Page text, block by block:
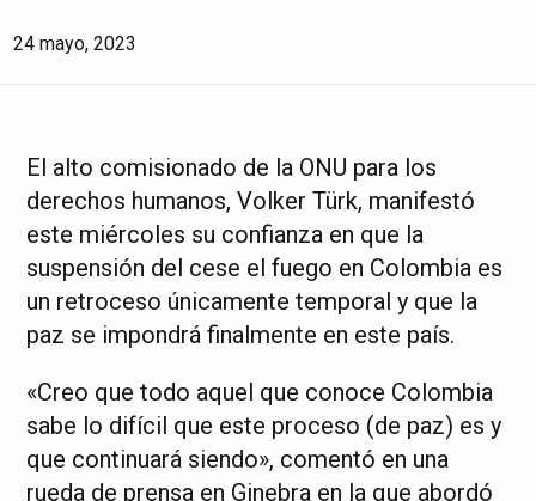
24 mayo, 2023
El alto comisionado de la ONU para los
derechos humanos, Volker Türk, manifestó
este miércoles su confianza en que la
suspensión del cese el fuego en Colombia es
un retroceso únicamente temporal y que la
paz se impondrá finalmente en este país.
«Creo que todo aquel que conoce Colombia
sabe lo difícil que este proceso (de paz) es y
que continuará siendo», comentó en una
rueda de prensa en Ginebra en la que abordó